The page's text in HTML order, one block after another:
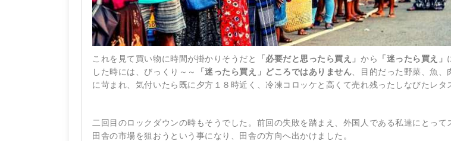
これを見て買い物に時間が掛かりそうだと 「必要だと思ったら買え」 から 「迷ったら買え」
した時には、びっくり～～
「迷ったら買え」どころではありません 、目的だった野菜、魚
に苛まれ、気付いたら既に夕方１８時近く、冷凍コロッケと高くて売れ残ったしなびたレタ
二回目のロックダウンの時もそうでした。前回の失敗を踏まえ、外国人である私達にとっ
田舎の市場を狙おうという事になり、田舎の方向へ出かけました。